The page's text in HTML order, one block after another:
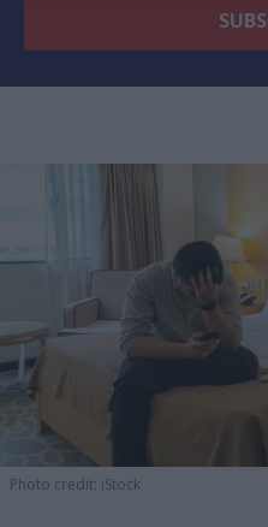
Photo credit: iStock